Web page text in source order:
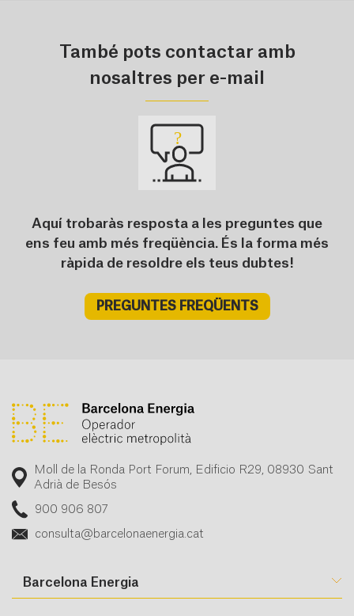
També pots contactar amb
nosaltres per e-mail
Aquí trobaràs resposta a les preguntes que
ens feu amb més freqüència. És la forma més
ràpida de resoldre els teus dubtes!
PREGUNTES FREQÜENTS
Moll de la Ronda Port Forum, Edificio R29, 08930 Sant
Adrià de Besós
900 906 807
consulta@barcelonaenergia.cat
Barcelona Energia